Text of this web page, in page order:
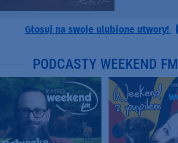
Głosuj na swoje ulubione utwory!
PODCASTY WEEKEND FM